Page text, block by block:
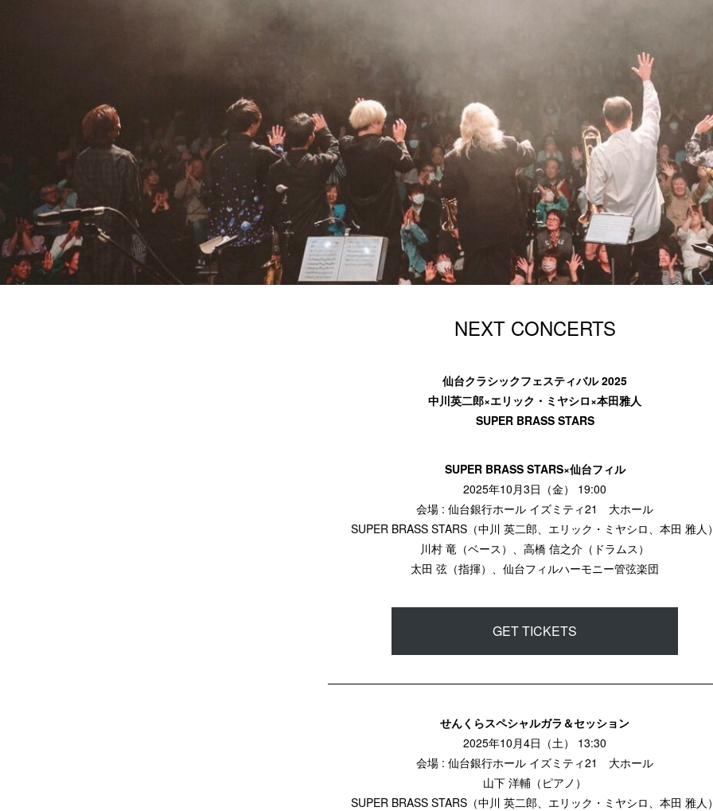
NEXT CONCERTS
仙台クラシックフェスティバル 2025
中川英二郎×エリック・ミヤシロ×本田雅人
SUPER BRASS STARS
SUPER BRASS STARS×仙台フィル
2025年10月3日（金） 19:00
会場 : 仙台銀行ホール イズミティ21 大ホール
SUPER BRASS STARS（中川 英二郎、エリック・ミヤシロ、本田 雅人
川村 竜（ベース）、高橋 信之介（ドラムス）
太田 弦（指揮）、仙台フィルハーモニー管弦楽団
GET TICKETS
せんくらスペシャルガラ＆セッション
2025年10月4日（土） 13:30
会場 : 仙台銀行ホール イズミティ21 大ホール
山下 洋輔（ピアノ）
SUPER BRASS STARS（中川 英二郎、エリック・ミヤシロ、本田 雅人